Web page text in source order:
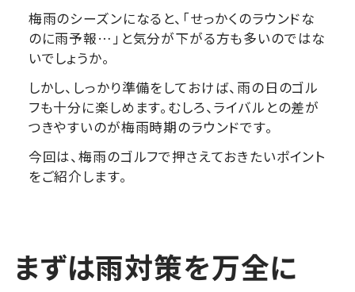
梅雨のシーズンになると、「せっかくのラウンドな
のに雨予報…」と気分が下がる方も多いのではな
いでしょうか。
しかし、しっかり準備をしておけば、雨の日のゴル
フも十分に楽しめます。むしろ、ライバルとの差が
つきやすいのが梅雨時期のラウンドです。
今回は、梅雨のゴルフで押さえておきたいポイント
をご紹介します。
まずは雨対策を万全に